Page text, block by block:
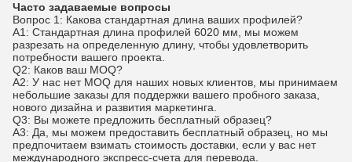
Часто задаваемые вопросы
Вопрос 1: Какова стандартная длина ваших профилей?
A1: Стандартная длина профилей 6020 мм, мы можем
разрезать на определенную длину, чтобы удовлетворить
потребности вашего проекта.
Q2: Каков ваш MOQ?
A2: У нас нет MOQ для наших новых клиентов, мы принимаем
небольшие заказы для поддержки вашего пробного заказа,
нового дизайна и развития маркетинга.
Q3: Вы можете предложить бесплатный образец?
A3: Да, мы можем предоставить бесплатный образец, но мы
предпочитаем взимать стоимость доставки, если у вас нет
международного экспресс-счета для перевода.